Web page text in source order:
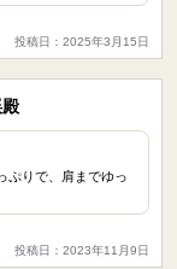
投稿日：2025年3月15日
ぷりで、肩までゆっ
投稿日：2023年11月9日